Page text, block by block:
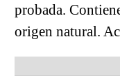
probada.
origen natural.